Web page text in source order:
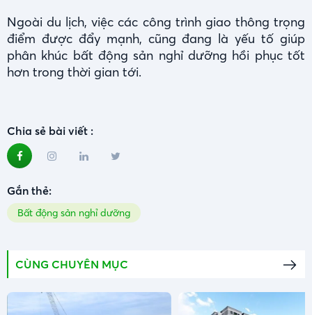
Ngoài du lịch, việc các công trình giao thông trọng
điểm được đẩy mạnh, cũng đang là yếu tố giúp
phân khúc bất động sản nghỉ dưỡng hồi phục tốt
hơn trong thời gian tới.
Chia sẻ bài viết :
Gắn thẻ:
Bất động sản nghỉ dưỡng
CÙNG CHUYÊN MỤC